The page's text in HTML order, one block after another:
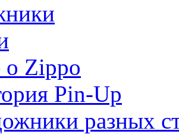
о Zippo
Pin-Up
разных